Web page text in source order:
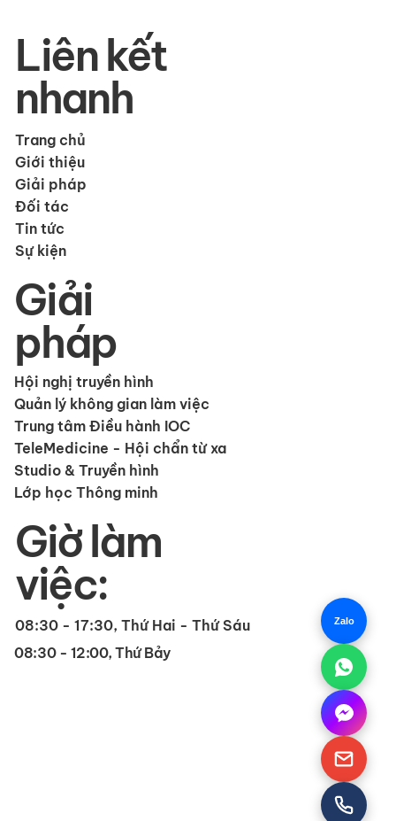
Liên kết
nhanh
Trang chủ
Giới thiệu
Giải pháp
Đối tác
Tin tức
Sự kiện
Giải
pháp
Hội nghị truyền hình
Quản lý không gian làm việc
Trung tâm Điều hành IOC
Studio & Truyền hình
TeleMedicine - Hội chẩn từ xa
Lớp học Thông minh
Giờ làm
việc:
08:30 - 17:30, Thứ Hai - Thứ Sáu
08:30 - 12:00, Thứ Bảy
Zalo